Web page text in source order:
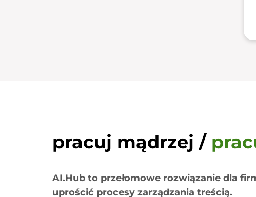
pracuj mądrzej /
AI.Hub to przełomowe rozwiązanie dla
uprościć procesy zarządzania treścią.